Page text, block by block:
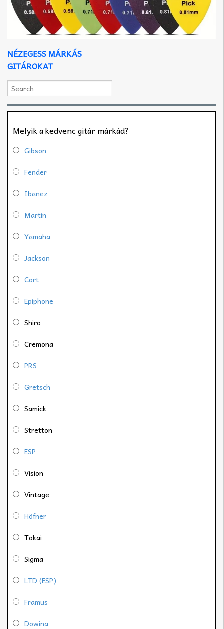
NÉZEGESS MÁRKÁS
GITÁROKAT
Melyik a kedvenc gitár márkád?
Gibson
Fender
Ibanez
Martin
Yamaha
Jackson
Cort
Epiphone
Shiro
Cremona
PRS
Gretsch
Samick
Stretton
ESP
Vision
Vintage
Höfner
Tokai
Sigma
LTD (ESP)
Framus
Dowina